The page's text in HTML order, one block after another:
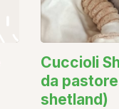
Cuccioli
da
shetland)